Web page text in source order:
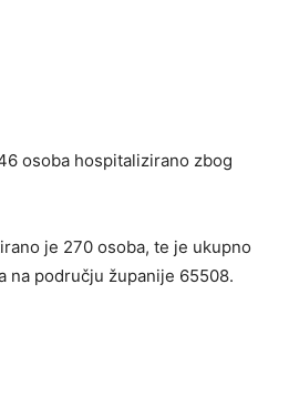
osoba hospitalizirano zbog
je 270 osoba, te je ukupno
na području županije 65508.